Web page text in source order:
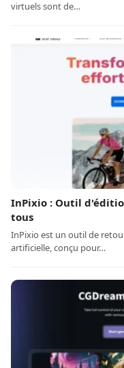
virtuels sont de…
InPixio : Outil
tous
InPixio est un outil de
artificielle, conçu pour…